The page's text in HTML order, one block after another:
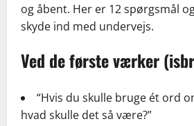
og åbent. Her er 12 spørgsmål
skyde ind med undervejs.
Ved de første værker
“Hvis du skulle bruge ét ord
hvad skulle det så være?”